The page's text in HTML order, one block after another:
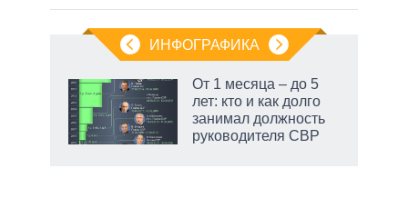
ИНФОГРАФИКА
От 1 месяца – до 5
лет: кто и как долго
занимал должность
руководителя СВР